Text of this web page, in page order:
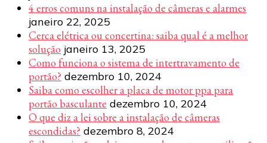
4 erros comuns na instalação de câmeras e alarmes
janeiro 22, 2025
Cerca elétrica ou concertina: saiba qual é a melhor
solução janeiro 13, 2025
Como funciona o sistema de intertravamento de
portão? dezembro 10, 2024
Saiba como escolher a placa de motor ppa para
portão basculante dezembro 10, 2024
O que diz a lei sobre a instalação de câmeras
escondidas? dezembro 8, 2024